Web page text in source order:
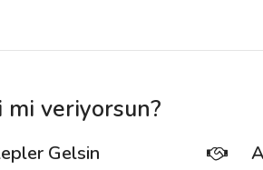
mi veriyorsun?
Gelsin